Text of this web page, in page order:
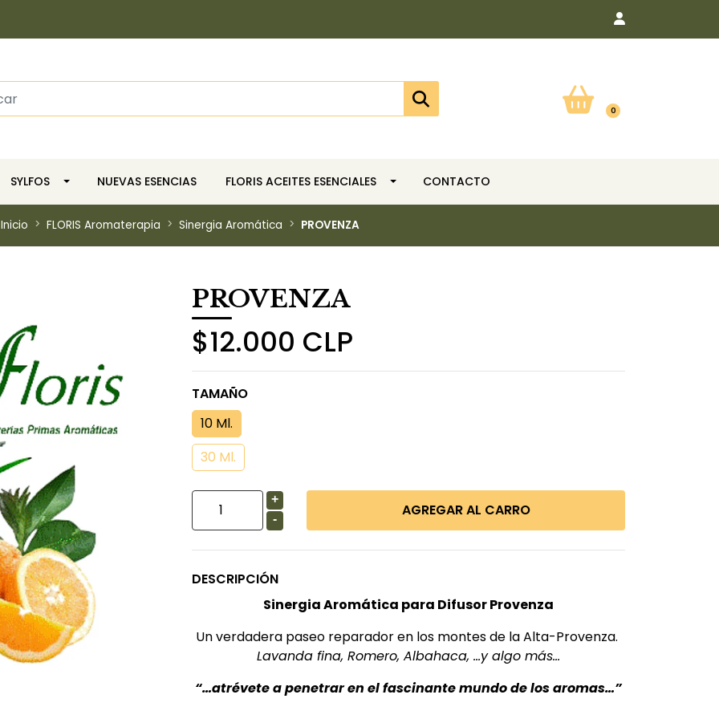
0
SYLFOS NUEVAS ESENCIAS FLORIS ACEITES ESENCIALES CONTACTO
Inicio FLORIS Aromaterapia Sinergia Aromática PROVENZA
PROVENZA
$12.000 CLP
TAMAÑO
10 Ml.
30 Ml.
+
-
DESCRIPCIÓN
Sinergia Aromática para Difusor Provenza
Un verdadera paseo reparador en los montes de la Alta-Provenza.
Lavanda fina, Romero, Albahaca, …y algo más…
“…atrévete a penetrar en el fascinante mundo de los aromas…”